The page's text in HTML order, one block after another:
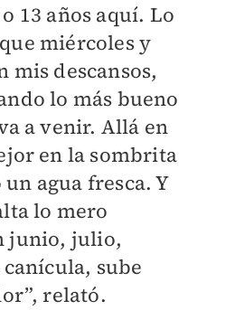
13 años aquí. Lo
miércoles y
mis descansos,
lo más bueno
a venir. Allá en
en la sombrita
agua fresca. Y
lo mero
junio, julio,
sube
relató.